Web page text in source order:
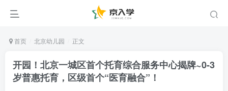
首页 北京幼儿园 正文
开园！北京一城区首个托育综合服务中心揭牌~0-3
岁普惠托育，区级首个“医育融合”！